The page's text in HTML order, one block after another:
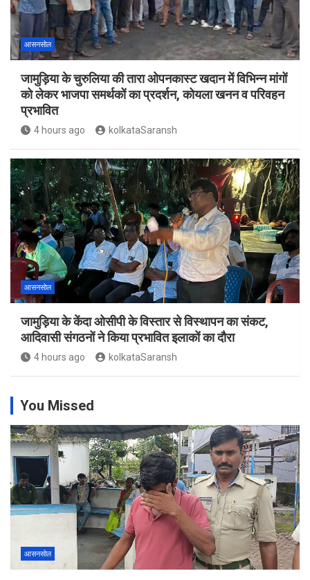
आसनसोल
जामुड़िया के चुरुलिया की तारा ओपनकास्ट खदान में विभिन्न मांगों
को लेकर भाजपा समर्थकों का प्रदर्शन, कोयला खनन व परिवहन
प्रभावित
4 hours ago kolkataSaransh
आसनसोल
जामुड़िया के केंदा ओसीपी के विस्तार से विस्थापन का संकट,
आदिवासी संगठनों ने किया प्रभावित इलाकों का दौरा
4 hours ago kolkataSaransh
You Missed
आसनसोल